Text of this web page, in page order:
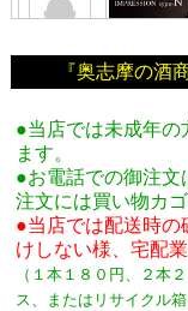
『奥志摩の酒
●当店では未成年の
ます。
●お電話での御注文
注文には買い物カ
●当店では配送時の
けしない様、宅配
（１本１８０円、２本
ス、またはリサイクル箱